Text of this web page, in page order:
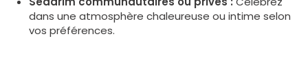
dans une atmosphère chaleureuse ou intime selon
vos préférences.